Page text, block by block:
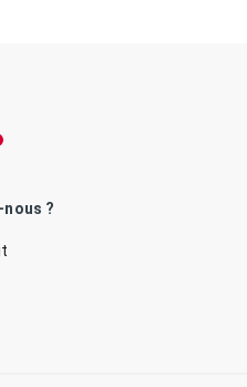
nous ?